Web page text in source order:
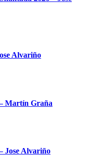
Alvariño
Martín Graña
Jose Alvariño